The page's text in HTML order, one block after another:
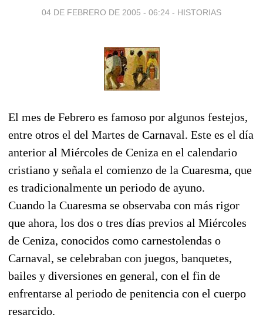
04 DE FEBRERO DE 2005 - 06:24 - HISTORIAS
El mes de Febrero es famoso por algunos festejos,
entre otros el del Martes de Carnaval. Este es el día
anterior al Miércoles de Ceniza en el calendario
cristiano y señala el comienzo de la Cuaresma, que
es tradicionalmente un periodo de ayuno.
Cuando la Cuaresma se observaba con más rigor
que ahora, los dos o tres días previos al Miércoles
de Ceniza, conocidos como carnestolendas o
Carnaval, se celebraban con juegos, banquetes,
bailes y diversiones en general, con el fin de
enfrentarse al periodo de penitencia con el cuerpo
resarcido.